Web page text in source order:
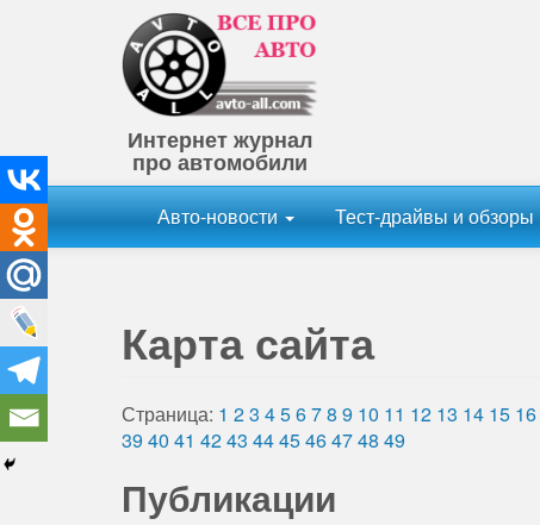
Интернет журнал
про автомобили
Авто-новости Тест-драйвы и обзоры
Карта сайта
Страница: 1 23 45678 9 10 11 12 13 14 15 16
39 40 41 4243 4445464748 49
Публикации